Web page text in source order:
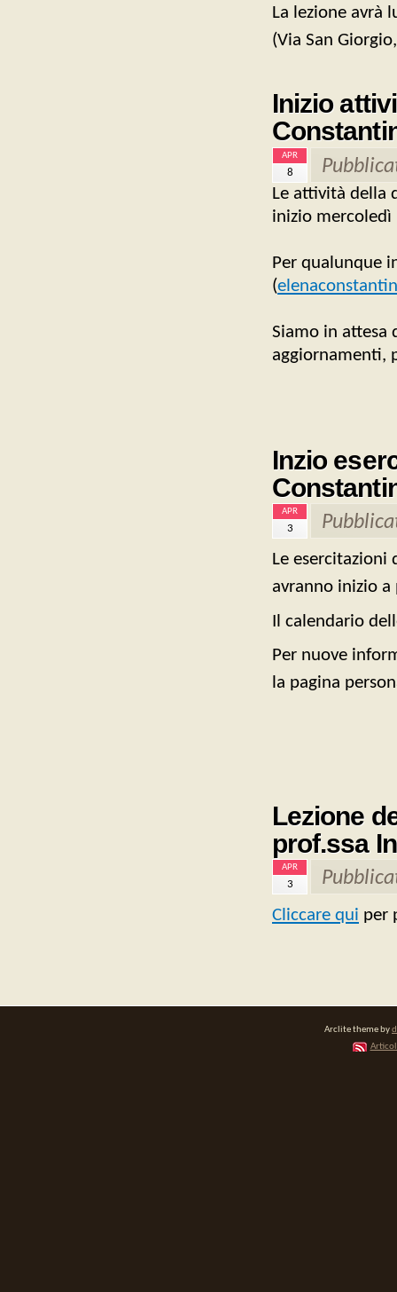
La lezione avrà
(Via San
Inizio
APR
8
Le attività della
inizio mercoledì
Per qualunque
(
Siamo in attesa
aggiornamenti,
Inzio
APR
3
Le esercitazioni
avranno inizio
Il calendario
Per nuove
la pagina
Lezione
prof.ssa
APR
3
Cliccare qui per
Arclite theme by